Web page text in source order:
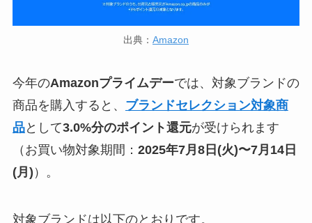
出典： Amazon
今年のAmazonプライムデーでは、対象ブランドの
商品を購入すると、 ブランドセレクション対象商
品として3.0%分のポイント還元が受けられます
（お買い物対象期間： 2025年7月8日(火)〜7月14日
(月) ）。
対象ブランドは以下のとおりです。